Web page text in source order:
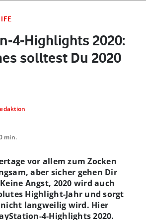
4-Highlights 2020:
solltest Du 2020
min.
vor allem zum Zocken
aber sicher gehen Dir
Angst, 2020 wird auch
Highlight-Jahr und sorgt
langweilig wird. Hier
4-Highlights 2020.